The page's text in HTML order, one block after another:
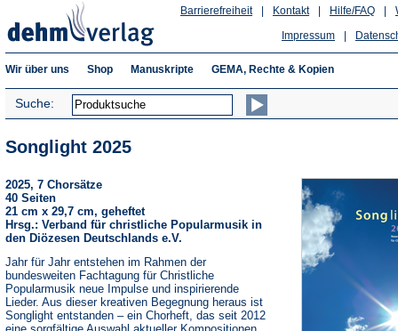
Hilfe/FAQ
Kontakt
Barrierefreiheit
Impressum
Wir über uns Shop Manuskripte GEMA, Rechte & Kopien
Suche:
Songlight 2025
2025, 7 Chorsätze
40 Seiten
21 cm x 29,7 cm, geheftet
Hrsg.: Verband für christliche Popularmusik in
den Diözesen Deutschlands e.V.
Jahr für Jahr entstehen im Rahmen der
bundesweiten Fachtagung für Christliche
Popularmusik neue Impulse und inspirierende
Lieder. Aus dieser kreativen Begegnung heraus ist
Songlight entstanden – ein Chorheft, das seit 2012